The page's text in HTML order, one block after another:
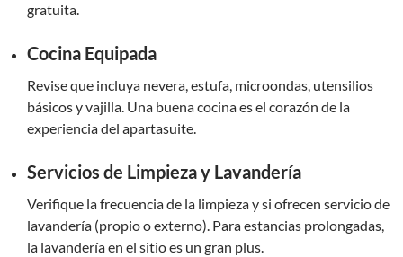
gratuita.
Cocina Equipada
Revise que incluya nevera, estufa, microondas, utensilios
básicos y vajilla. Una buena cocina es el corazón de la
experiencia del apartasuite.
Servicios de Limpieza y Lavandería
Verifique la frecuencia de la limpieza y si ofrecen servicio de
lavandería (propio o externo). Para estancias prolongadas,
la lavandería en el sitio es un gran plus.